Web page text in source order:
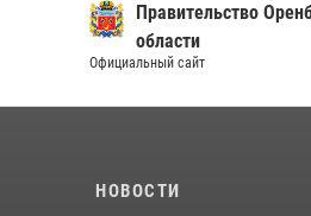
Правительство
области
Официальный сайт
НОВОСТИ